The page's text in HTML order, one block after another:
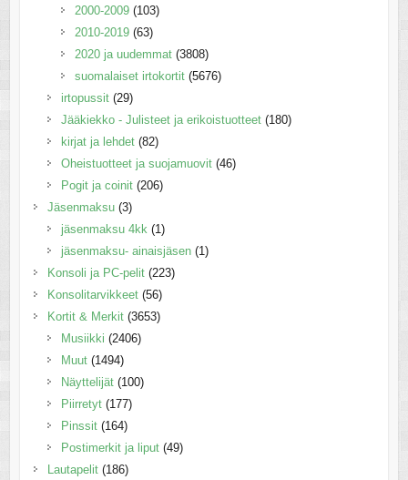
2000-2009 (103)
2010-2019 (63)
2020 ja uudemmat (3808)
suomalaiset irtokortit (5676)
irtopussit (29)
Jääkiekko - Julisteet ja erikoistuotteet (180)
kirjat ja lehdet (82)
Oheistuotteet ja suojamuovit (46)
Pogit ja coinit (206)
Jäsenmaksu (3)
jäsenmaksu 4kk (1)
jäsenmaksu- ainaisjäsen (1)
Konsoli ja PC-pelit (223)
Konsolitarvikkeet (56)
Kortit & Merkit (3653)
Musiikki (2406)
Muut (1494)
Näyttelijät (100)
Piirretyt (177)
Pinssit (164)
Postimerkit ja liput (49)
Lautapelit (186)